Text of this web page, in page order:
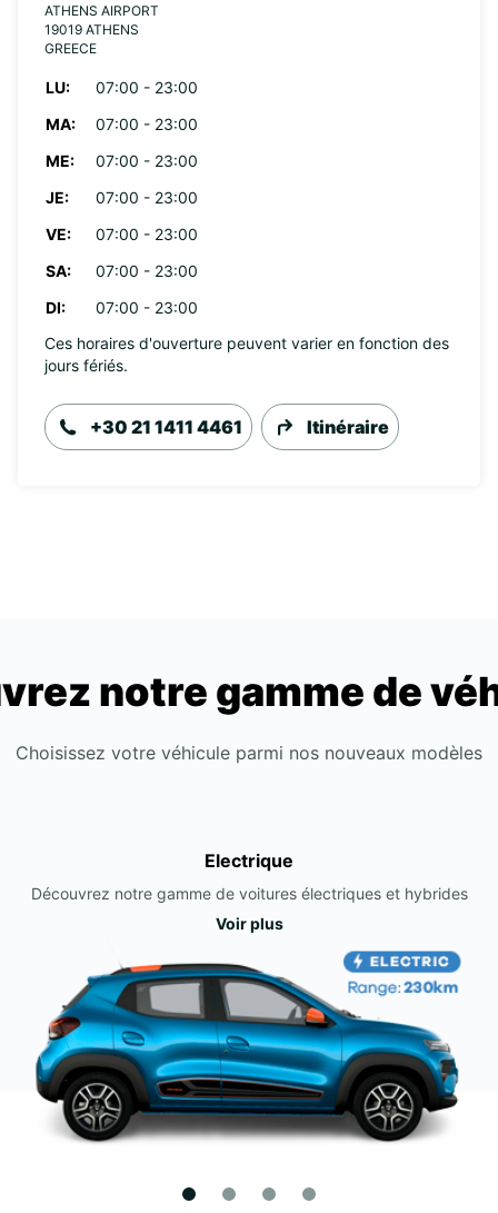
ATHENS AIRPORT
19019 ATHENS
GREECE
LU:
07:00 - 23:00
MA:
07:00 - 23:00
ME:
07:00 - 23:00
JE:
07:00 - 23:00
VE:
07:00 - 23:00
SA:
07:00 - 23:00
DI:
07:00 - 23:00
Ces horaires d'ouverture peuvent varier en fonction des
jours fériés.
+30 21 1411 4461 Itinéraire
notre gamme de
Choisissez votre véhicule parmi nos nouveaux modèles
Electrique
Découvrez notre gamme de voitures électriques et hybrides
Voir plus